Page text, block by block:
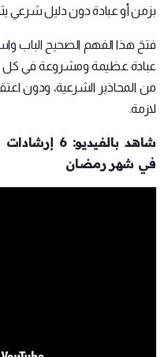
بزمن أو عبادة دون دليل شرعي
فتحَ هذا الفهم الصحيح الباب
عبادة عظيمة ومشروعة في كل
من المحاذير الشرعية، ودون
لازمة.
شاهد
في شهر رمضان